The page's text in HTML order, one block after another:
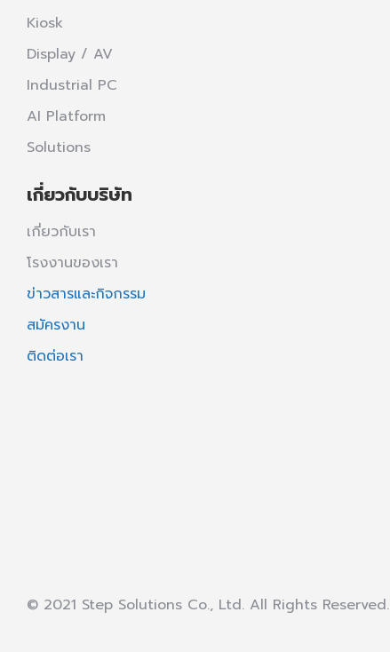
Kiosk
Display / AV
Industrial PC
AI Platform
Solutions
เกี่ยวกับบริษัท
เกี่ยวกับเรา
โรงงานของเรา
ข่าวสารและกิจกรรม
สมัครงาน
ติดต่อเรา
© 2021 Step Solutions Co., Ltd. All Rights Reserved.